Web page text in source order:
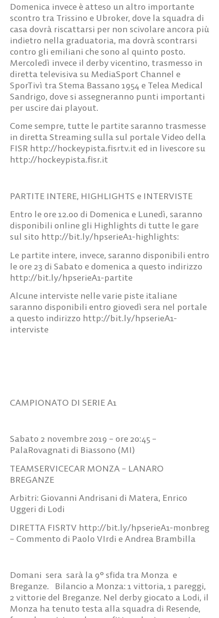
Domenica invece è atteso un altro importante
scontro tra Trissino e Ubroker, dove la squadra di
casa dovrà riscattarsi per non scivolare ancora più
indietro nella graduatoria, ma dovrà scontrarsi
contro gli emiliani che sono al quinto posto.
Mercoledì invece il derby vicentino, trasmesso in
diretta televisiva su MediaSport Channel e
SporTivì tra Stema Bassano 1954 e Telea Medical
Sandrigo, dove si assegneranno punti importanti
per uscire dai playout.
Come sempre, tutte le partite saranno trasmesse
in diretta Streaming sulla sul portale Video della
FISR http://hockeypista.fisrtv.it ed in livescore su
http://hockeypista.fisr.it
PARTITE INTERE, HIGHLIGHTS e INTERVISTE
Entro le ore 12.00 di Domenica e Lunedì, saranno
disponibili online gli Highlights di tutte le gare
sul sito http://bit.ly/hpserieA1-highlights:
Le partite intere, invece, saranno disponibili entro
le ore 23 di Sabato e domenica a questo indirizzo
http://bit.ly/hpserieA1-partite
Alcune interviste nelle varie piste italiane
saranno disponibili entro giovedì sera nel portale
a questo indirizzo http://bit.ly/hpserieA1-
interviste
CAMPIONATO DI SERIE A1
Sabato 2 novembre 2019 – ore 20:45 –
PalaRovagnati di Biassono (MI)
TEAMSERVICECAR MONZA – LANARO
BREGANZE
Arbitri: Giovanni Andrisani di Matera, Enrico
Uggeri di Lodi
DIRETTA FISRTV http://bit.ly/hpserieA1-monbreg
– Commento di Paolo VIrdi e Andrea Brambilla
Domani sera sarà la 9° sfida tra Monza e
Breganze. Bilancio a Monza: 1 vittoria, 1 pareggi,
2 vittorie del Breganze. Nel derby giocato a Lodi, il
Monza ha tenuto testa alla squadra di Resende,